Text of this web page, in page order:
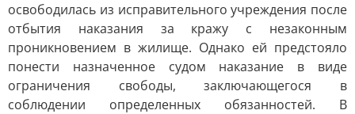
освободилась из исправительного учреждения после
отбытия наказания за кражу с незаконным
проникновением в жилище. Однако ей предстояло
понести назначенное судом наказание в виде
ограничения свободы, заключающегося в
соблюдении определенных обязанностей. В